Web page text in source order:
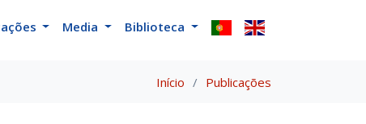
Media Biblioteca
Início Publicações